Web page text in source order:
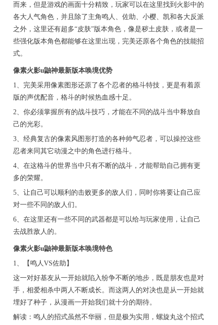
而来，但是游戏的画面十分精致，玩家可以在这里找到火影中的
各大人气角色，并且除了主角鸣人、佐助、小樱、凯和各大反派
之外，这里还有超多“皮肤”版本角色，像是秽土皮肤，或者是一
些强化版本角色都能够在这里出现，完美还原各个角色的技能招
式。
像素火影u鼬神最新版本唤境优势
1、完美采用像素图形还原了各个忍者的格斗特技，更是有着原
版的声优配音，格斗的时候热血感十足。
2、你必须掌握所有的战斗技巧，才能在不同的战斗当中释放自
己的光彩。
3、经典复古的像素风图形打造的各种帅气忍者，可以操控这些
忍者来同其它动漫之中的角色进行格斗。
4、在这格斗的世界当中只有不断的战斗，才能帮助自己拥有更
多的荣耀。
5、让自己可以顺利的击败更多的敌人们，同时你将要让自己应
对一些不同的敌人们。
6、在这里还有一些不同的武器都是可以给与玩家使用，让自己
去战胜敌人的。
像素火影u鼬神最新版本唤境特色
1、【鸣人VS佐助】
这一对好基友从一开始就陷入纷争不断的地步，既是朋友也是对
手，相爱相杀中两人不断成长。而这两人的对决也是从一开始就
埋好了种子，从漫画一开始我们就十分的期待。
解读：鸣人的招式虽然不华丽，但是极为实用，螺旋丸这个招式